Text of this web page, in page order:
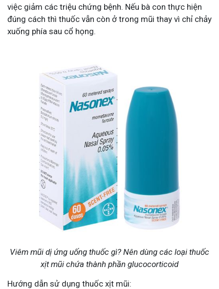
việc giảm các triệu chứng bệnh. Nếu bà con thực hiện
đúng cách thì thuốc vẫn còn ở trong mũi thay vì chỉ chảy
xuống phía sau cổ họng.
Viêm mũi dị ứng uống thuốc gì? Nên dùng các loại thuốc
xịt mũi chứa thành phần glucocorticoid
Hướng dẫn sử dụng thuốc xịt mũi: